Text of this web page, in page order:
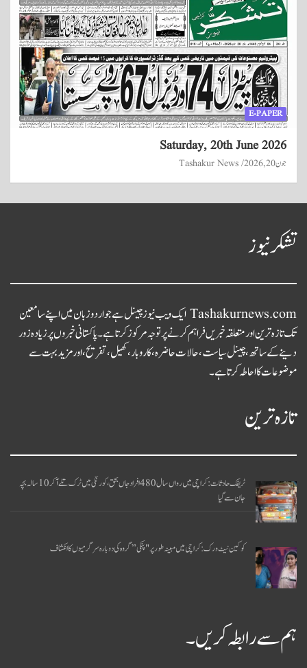
E-PAPER
Saturday, 20th June 2026
جون 20, 2026 Tashakur News
تشکر نیوز
Tashakurnews.com ایک ویب نیوز چینل ہے جو اردو زبان میں اپنے سامعین
تک تازہ ترین اور متعلقہ خبریں فراہم کرنے پر توجہ مرکوز کرتا ہے۔ پاکستانی خبروں پر زیادہ زور
دینے کے ساتھ، چینل سیاست، حالات حاضرہ، کاروبار، کھیل، تفریح، اور مزید بہت سے
موضوعات کا احاطہ کرتا ہے۔
تازہ ترین
ٹریفک حادثات: کراچی میں رواں سال 480 افراد جاں بحق، کورنگی میں ٹرک تلے آکر 10 سالہ بچہ
جان سے گیا
کوکین نیٹ ورک: کراچی میں مبینہ طور پر "پنکی” گروہ کی دوبارہ سرگرمیوں کا انکشاف
ہم سے رابطہ کریں۔